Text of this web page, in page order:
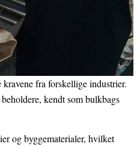
fra forskellige industrier.
kendt som bulkbags
og byggematerialer, hvilket